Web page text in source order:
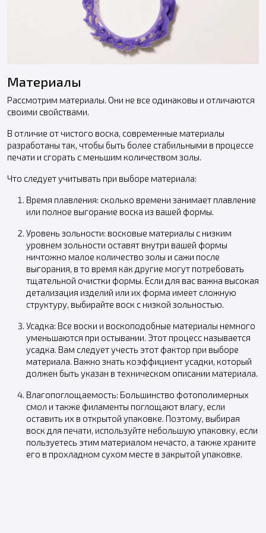
Материалы
Рассмотрим материалы. Они не все одинаковы и отличаются
своими свойствами.
В отличие от чистого воска, современные материалы
разработаны так, чтобы быть более стабильными в процессе
печати и сгорать с меньшим количеством золы.
Что следует учитывать при выборе материала:
Время плавления: сколько времени занимает плавление
или полное выгорание воска из вашей формы.
Уровень зольности: восковые материалы с низким
уровнем зольности оставят внутри вашей формы
ничтожно малое количество золы и сажи после
выгорания, в то время как другие могут потребовать
тщательной очистки формы. Если для вас важна высокая
детализация изделий или их форма имеет сложную
структуру, выбирайте воск с низкой зольностью.
Усадка: Все воски и воскоподобные материалы немного
уменьшаются при остывании. Этот процесс называется
усадка. Вам следует учесть этот фактор при выборе
материала. Важно знать коэффициент усадки, который
должен быть указан в техническом описании материала.
Влагопоглощаемость: Большинство фотополимерных
смол и также филаменты поглощают влагу, если
оставить их в открытой упаковке. Поэтому, выбирая
воск для печати, используйте небольшую упаковку, если
пользуетесь этим материалом нечасто, а также храните
его в прохладном сухом месте в закрытой упаковке.